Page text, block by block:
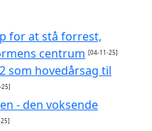
for at stå forrest,
centrum [04-11-25]
som hovedårsag til
- den voksende